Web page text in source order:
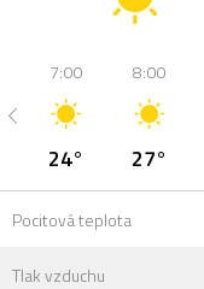
7:00
24°
8:00
27°
Pocitová teplota
Tlak vzduchu